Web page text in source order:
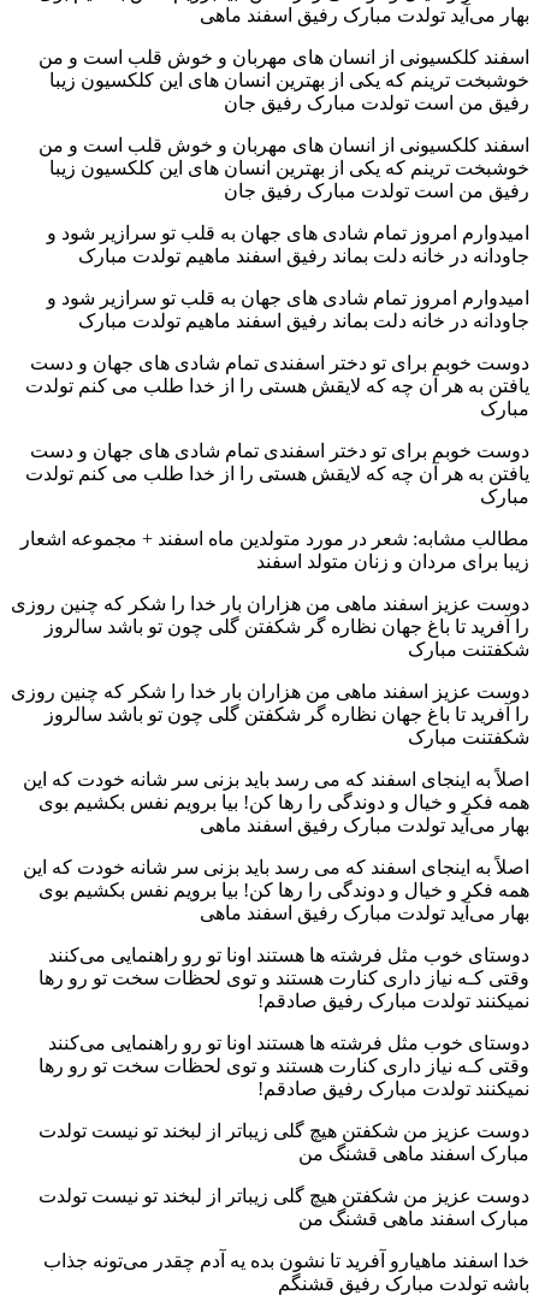
بهار می‌آید تولدت مبارک رفیق اسفند ماهی
اسفند کلکسیونی از انسان های مهربان و خوش قلب است و من
خوشبخت ترینم که یکی از بهترین انسان های این کلکسیون زیبا
رفیق من است تولدت مبارک رفیق جان
اسفند کلکسیونی از انسان های مهربان و خوش قلب است و من
خوشبخت ترینم که یکی از بهترین انسان های این کلکسیون زیبا
رفیق من است تولدت مبارک رفیق جان
امیدوارم امروز تمام شادی های جهان به قلب تو سرازیر شود و
جاودانه در خانه دلت بماند رفیق اسفند ماهیم تولدت مبارک
امیدوارم امروز تمام شادی های جهان به قلب تو سرازیر شود و
جاودانه در خانه دلت بماند رفیق اسفند ماهیم تولدت مبارک
دوست خوبم برای تو دختر اسفندی تمام شادی های جهان و دست
یافتن به هر آن چه که لایقش هستی را از خدا طلب می کنم تولدت
مبارک
دوست خوبم برای تو دختر اسفندی تمام شادی های جهان و دست
یافتن به هر آن چه که لایقش هستی را از خدا طلب می کنم تولدت
مبارک
مطالب مشابه: شعر در مورد متولدین ماه اسفند + مجموعه اشعار
زیبا برای مردان و زنان متولد اسفند
دوست عزیز اسفند ماهی من هزاران بار خدا را شکر که چنین روزی
را آفرید تا باغ جهان نظاره گر شکفتن گلی چون تو باشد سالروز
شکفتنت مبارک
دوست عزیز اسفند ماهی من هزاران بار خدا را شکر که چنین روزی
را آفرید تا باغ جهان نظاره گر شکفتن گلی چون تو باشد سالروز
شکفتنت مبارک
اصلاً به اینجای اسفند که می‌ رسد باید بزنی سر شانه خودت که این
همه فکر و خیال و دوندگی را رها کن! بیا برویم نفس بکشیم بوی
بهار می‌آید تولدت مبارک رفیق اسفند ماهی
اصلاً به اینجای اسفند که می‌ رسد باید بزنی سر شانه خودت که این
همه فکر و خیال و دوندگی را رها کن! بیا برویم نفس بکشیم بوی
بهار می‌آید تولدت مبارک رفیق اسفند ماهی
دوستای خوب مثل فرشته ها هستند اونا تو رو راهنمایی می‌کنند
وقتی کـه نیاز داری کنارت هستند و توی لحظات سخت تو رو رها
نمیکنند تولدت مبارک رفیق صادقم!
دوستای خوب مثل فرشته ها هستند اونا تو رو راهنمایی می‌کنند
وقتی کـه نیاز داری کنارت هستند و توی لحظات سخت تو رو رها
نمیکنند تولدت مبارک رفیق صادقم!
دوست عزیز من شکفتن هیچ گلی زیباتر از لبخند تو نیست تولدت
مبارک اسفند ماهی قشنگ من
دوست عزیز من شکفتن هیچ گلی زیباتر از لبخند تو نیست تولدت
مبارک اسفند ماهی قشنگ من
خدا اسفند ماهیارو آفرید تا نشون بده یه آدم چقدر می‌تونه جذاب
باشه تولدت مبارک رفیق قشنگم